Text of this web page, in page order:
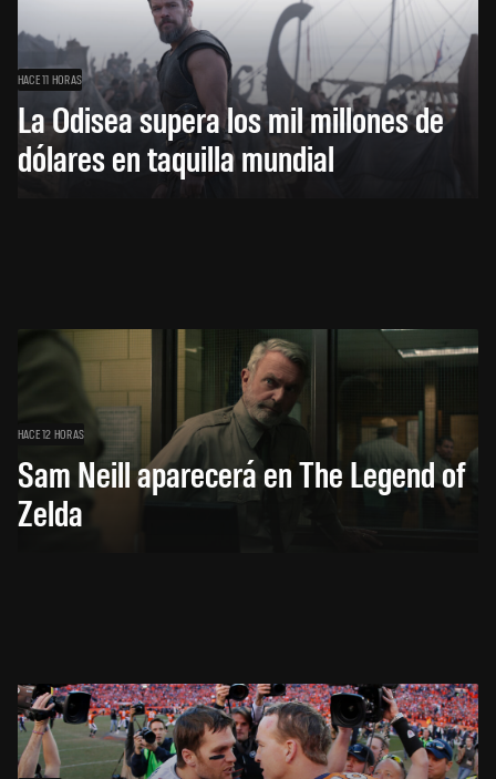
HACE 11 HORAS
La Odisea supera los mil millones de
dólares en taquilla mundial
HACE 12 HORAS
Sam Neill aparecerá en The Legend of
Zelda